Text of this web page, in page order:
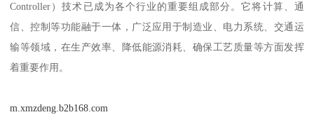
Controller）技术已成为各个行业的重要组成部分。它将计算、通
信、控制等功能融于一体，广泛应用于制造业、电力系统、交通运
输等领域，在生产效率、降低能源消耗、确保工艺质量等方面发挥
着重要作用。
m.xmzdeng.b2b168.com